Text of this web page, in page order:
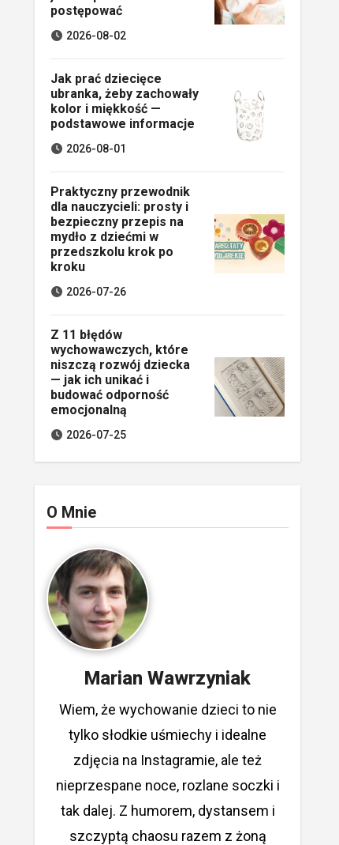
postępować
2026-08-02
Jak prać dziecięce
ubranka, żeby zachowały
kolor i miękkość —
podstawowe informacje
2026-08-01
Praktyczny przewodnik
dla nauczycieli: prosty i
bezpieczny przepis na
mydło z dziećmi w
przedszkolu krok po
kroku
2026-07-26
Z 11 błędów
wychowawczych, które
niszczą rozwój dziecka
— jak ich unikać i
budować odporność
emocjonalną
2026-07-25
O Mnie
Marian Wawrzyniak
Wiem, że wychowanie dzieci to nie
tylko słodkie uśmiechy i idealne
zdjęcia na Instagramie, ale też
nieprzespane noce, rozlane soczki i
tak dalej. Z humorem, dystansem i
szczyptą chaosu razem z żoną